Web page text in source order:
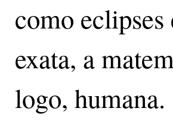
como
exata, a
logo, humana.